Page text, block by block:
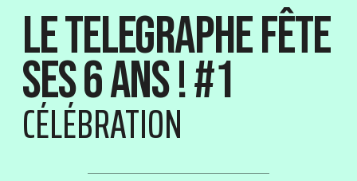
Le Telegraphe fête
ses 6 ans ! #1
CÉLÉBRATION